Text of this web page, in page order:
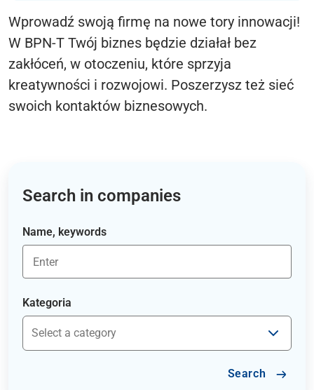
Wprowadź swoją firmę na nowe tory innowacji!
W BPN-T Twój biznes będzie działał bez
zakłóceń, w otoczeniu, które sprzyja
kreatywności i rozwojowi. Poszerzysz też sieć
swoich kontaktów biznesowych.
Search in companies
Name, keywords
Kategoria
Search